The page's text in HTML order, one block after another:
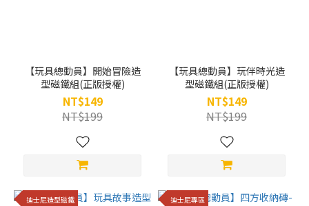
【玩具總動員】開始冒險造
型磁鐵組(正版授權)
NT$149
NT$199
【玩具總動員】玩伴時光造
型磁鐵組(正版授權)
NT$149
NT$199
迪士尼造型磁鐵 迪士尼專區